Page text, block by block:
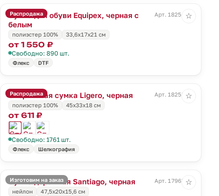
Распродажа
Сумка для обуви Equipex, черная с
белым
Арт. 18254.30
полиэстер 100% 33,6x17x21 см
от 1 550 ₽
Свободно: 890 шт.
Флекс DTF
☆
Распродажа
Спортивная сумка Ligero, черная
Арт. 18258.30
полиэстер 100%
45х33х18 см
от 611 ₽
Свободно: 1761 шт.
Флекс Шелкография
☆
Изготовим на заказ
Сумка дорожная Santiago, черная
Арт. 17963.30
нейлон
47,5х20x15,6 см
☆